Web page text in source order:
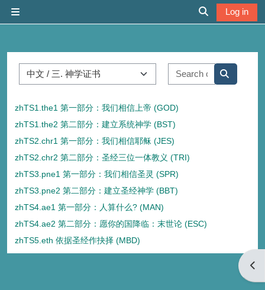
Toggle search
Log in
Course categories
Search
Search
zhTS1.the1 第一部分：我们相信上帝 (GOD)
zhTS1.the2 第二部分：建立系统神学 (BST)
zhTS2.chr1 第一部分：我们相信耶稣 (JES)
zhTS2.chr2 第二部分：圣经三位一体教义 (TRI)
zhTS3.pne1 第一部分：我们相信圣灵 (SPR)
zhTS3.pne2 第二部分：建立圣经神学 (BBT)
zhTS4.ae1 第一部分：人算什么? (MAN)
zhTS4.ae2 第二部分：愿你的国降临：末世论 (ESC)
zhTS5.eth 依据圣经作抉择 (MBD)